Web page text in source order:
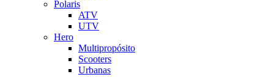
Polaris
ATV
UTV
Hero
Multipropósito
Scooters
Urbanas